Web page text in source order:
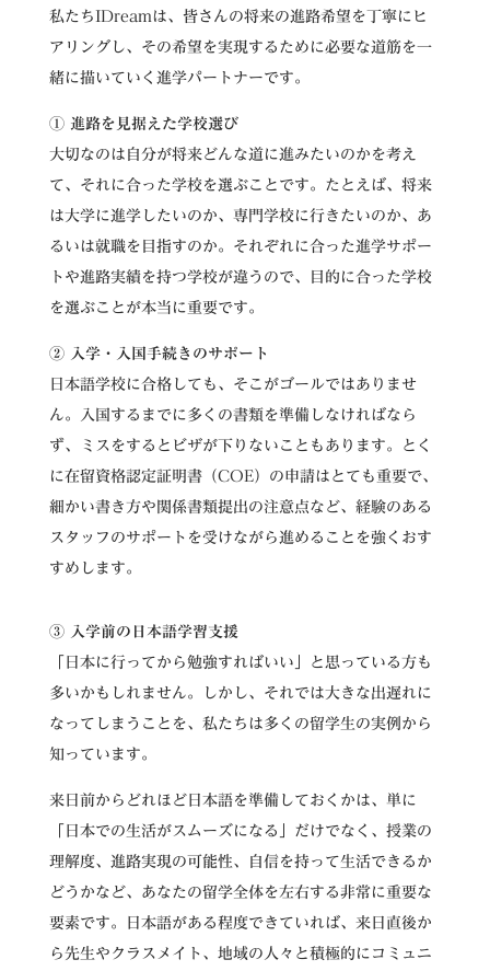
私たちIDreamは、皆さんの将来の進路希望を丁寧にヒ
アリングし、その希望を実現するために必要な道筋を一
緒に描いていく進学パートナーです。
① 進路を見据えた学校選び
大切なのは自分が将来どんな道に進みたいのかを考え
て、それに合った学校を選ぶことです。たとえば、将来
は大学に進学したいのか、専門学校に行きたいのか、あ
るいは就職を目指すのか。それぞれに合った進学サポー
トや進路実績を持つ学校が違うので、目的に合った学校
を選ぶことが本当に重要です。
② 入学・入国手続きのサポート
日本語学校に合格しても、そこがゴールではありませ
ん。入国するまでに多くの書類を準備しなければなら
ず、ミスをするとビザが下りないこともあります。とく
に在留資格認定証明書（COE）の申請はとても重要で、
細かい書き方や関係書類提出の注意点など、経験のある
スタッフのサポートを受けながら進めることを強くおす
すめします。
③ 入学前の日本語学習支援
「日本に行ってから勉強すればいい」と思っている方も
多いかもしれません。しかし、それでは大きな出遅れに
なってしまうことを、私たちは多くの留学生の実例から
知っています。
来日前からどれほど日本語を準備しておくかは、単に
「日本での生活がスムーズになる」だけでなく、授業の
理解度、進路実現の可能性、自信を持って生活できるか
どうかなど、あなたの留学全体を左右する非常に重要な
要素です。日本語がある程度できていれば、来日直後か
ら先生やクラスメイト、地域の人々と積極的にコミュニ